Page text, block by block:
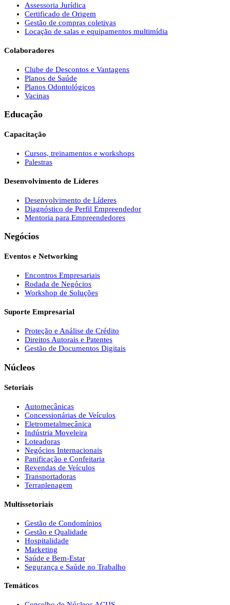
Assessoria Jurídica
Certificado de Origem
Gestão de compras coletivas
Locação de salas e equipamentos multimídia
Colaboradores
Clube de Descontos e Vantagens
Planos de Saúde
Planos Odontológicos
Vacinas
Educação
Capacitação
Cursos, treinamentos e workshops
Palestras
Desenvolvimento de Líderes
Desenvolvimento de Líderes
Diagnóstico de Perfil Empreendedor
Mentoria para Empreendedores
Negócios
Eventos e Networking
Encontros Empresariais
Rodada de Negócios
Workshop de Soluções
Suporte Empresarial
Proteção e Análise de Crédito
Direitos Autorais e Patentes
Gestão de Documentos Digitais
Núcleos
Setoriais
Automecânicas
Concessionárias de Veículos
Eletrometalmecânica
Indústria Moveleira
Loteadoras
Negócios Internacionais
Panificação e Confeitaria
Revendas de Veículos
Transportadoras
Terraplenagem
Multissetoriais
Gestão de Condomínios
Gestão e Qualidade
Hospitalidade
Marketing
Saúde e Bem-Estar
Segurança e Saúde no Trabalho
Temáticos